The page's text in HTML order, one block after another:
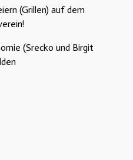
(Grillen) auf dem
(Srecko und Birgit